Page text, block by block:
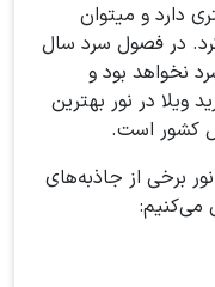
دارد و میتوان
در فصول سرد سال
نخواهد بود و
ویلا در نور بهترین
کشور است.
برخی از جاذبه‌های
می‌کنیم: